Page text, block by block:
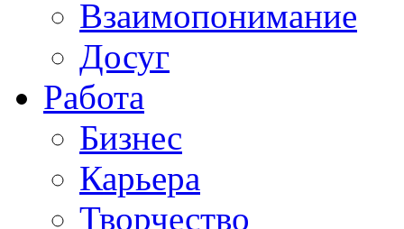
Взаимопонимание
Досуг
Работа
Бизнес
Карьера
Творчество